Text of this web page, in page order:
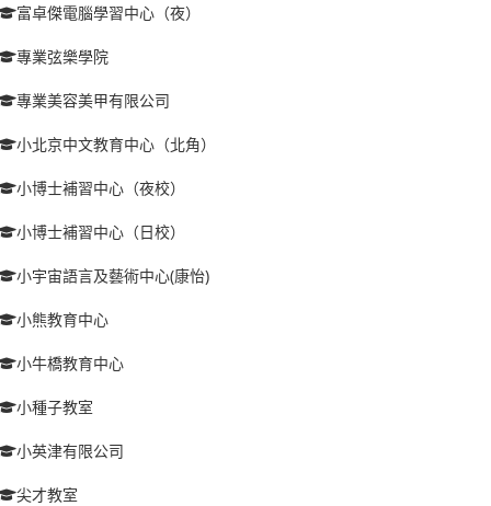
富卓傑電腦學習中心（夜）
專業弦樂學院
專業美容美甲有限公司
小北京中文教育中心（北角）
小博士補習中心（夜校）
小博士補習中心（日校）
小宇宙語言及藝術中心(康怡)
小熊教育中心
小牛橋教育中心
小種子教室
小英津有限公司
尖才教室